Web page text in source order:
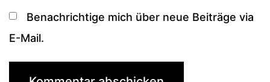
Benachrichtige mich über neue Beiträge via
E-Mail.